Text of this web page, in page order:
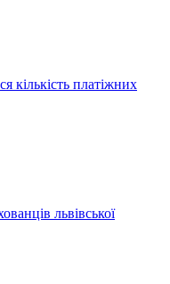
кількість платіжних
львівської